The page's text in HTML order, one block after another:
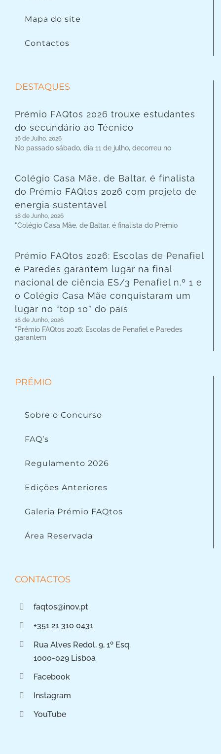
Mapa do site
Contactos
DESTAQUES
Prémio FAQtos 2026 trouxe estudantes
do secundário ao Técnico
16 de Julho, 2026
No passado sábado, dia 11 de julho, decorreu no
Colégio Casa Mãe, de Baltar, é finalista
do Prémio FAQtos 2026 com projeto de
energia sustentável
18 de Junho, 2026
"Colégio Casa Mãe, de Baltar, é finalista do Prémio
Prémio FAQtos 2026: Escolas de Penafiel
e Paredes garantem lugar na final
nacional de ciência ES/3 Penafiel n.º 1 e
o Colégio Casa Mãe conquistaram um
lugar no “top 10” do país
18 de Junho, 2026
"Prémio FAQtos 2026: Escolas de Penafiel e Paredes
garantem
PRÉMIO
Sobre o Concurso
FAQ’s
Regulamento 2026
Edições Anteriores
Galeria Prémio FAQtos
Área Reservada
CONTACTOS
faqtos@inov.pt
+351 21 310 0431
Rua Alves Redol, 9, 1º Esq.
1000-029 Lisboa
Facebook
Instagram
YouTube